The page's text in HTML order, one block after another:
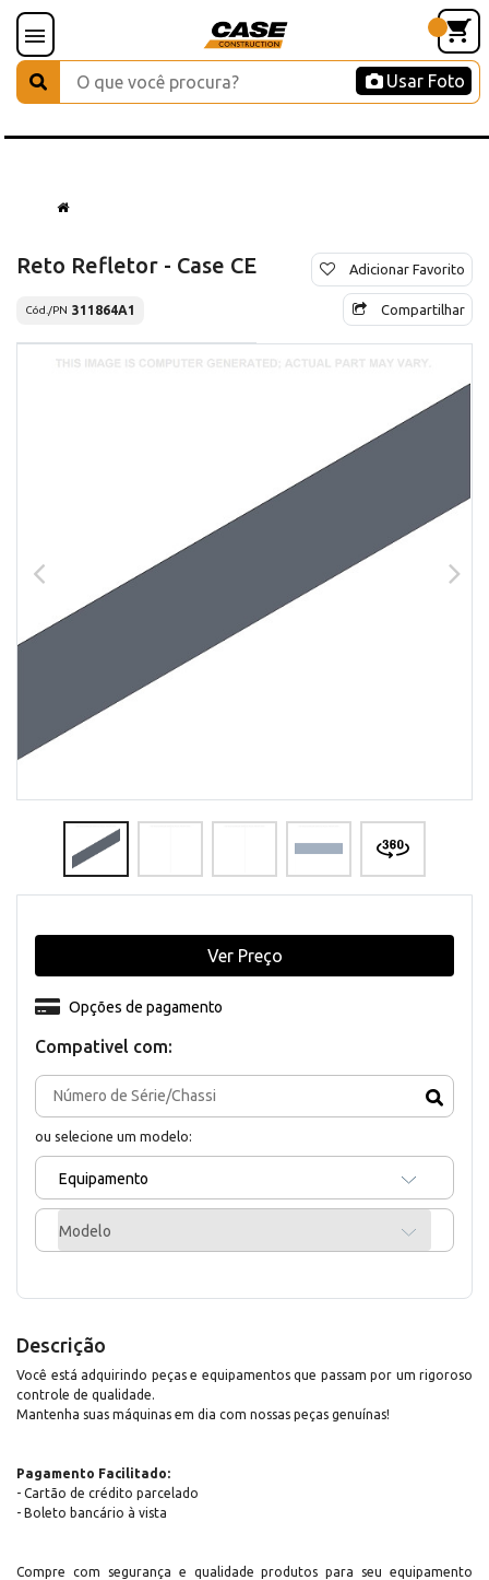
Usar Foto
Reto Refletor - Case CE
Cód./PN 311864A1
Adicionar Favorito
Compartilhar
Compativel com:
ou selecione um modelo:
Equipamento
Modelo
Opções de pagamento
Ver Preço
Descrição
Você está adquirindo peças e equipamentos que passam por um rigoroso
controle de qualidade.
Mantenha suas máquinas em dia com nossas peças genuínas!
Pagamento Facilitado:
- Cartão de crédito parcelado
- Boleto bancário à vista
Compre com segurança e qualidade produtos para seu equipamento